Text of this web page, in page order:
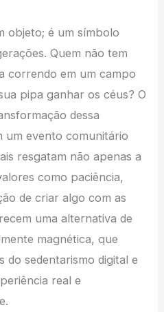
objeto; é um símbolo
Quem não tem
correndo em um campo
pipa ganhar os céus? O
dessa
um evento comunitário
resgatam não apenas a
como paciência,
de criar algo com as
uma alternativa de
magnética, que
do sedentarismo digital e
real e